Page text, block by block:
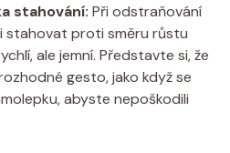
stahování: Při odstraňování
stahovat proti směru růstu
ale jemní. Představte si, že
gesto, jako když se
abyste nepoškodili